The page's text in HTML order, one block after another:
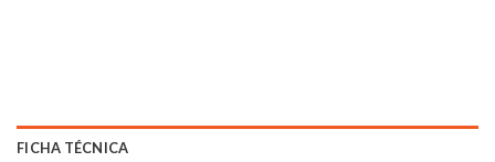
FICHA TÉCNICA